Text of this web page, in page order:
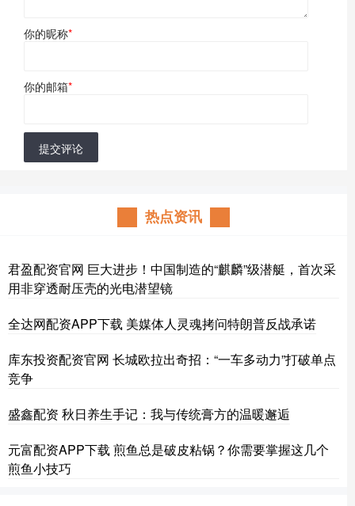
你的昵称*
你的邮箱*
提交评论
热点资讯
君盈配资官网 巨大进步！中国制造的“麒麟”级潜艇，首次采
用非穿透耐压壳的光电潜望镜
全达网配资APP下载 美媒体人灵魂拷问特朗普反战承诺
库东投资配资官网 长城欧拉出奇招：“一车多动力”打破单点
竞争
盛鑫配资 秋日养生手记：我与传统膏方的温暖邂逅
元富配资APP下载 煎鱼总是破皮粘锅？你需要掌握这几个
煎鱼小技巧